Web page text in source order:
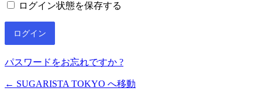
ログイン状態を保存する
パスワードをお忘れですか ?
← SUGARISTA TOKYO へ移動